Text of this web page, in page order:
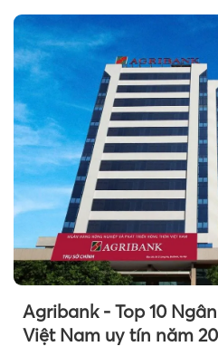
Agribank - Top 10
Việt Nam uy tín năm